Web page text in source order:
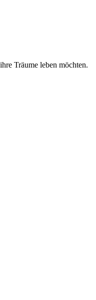
Träume leben möchten.